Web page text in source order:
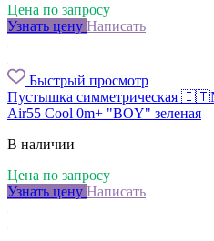
Цена по запросу
Узнать цену Написать
Быстрый просмотр
Пустышка симметрическая
Air55 Cool 0m+ "BOY" зеленая
В наличии
Цена по запросу
Узнать цену Написать